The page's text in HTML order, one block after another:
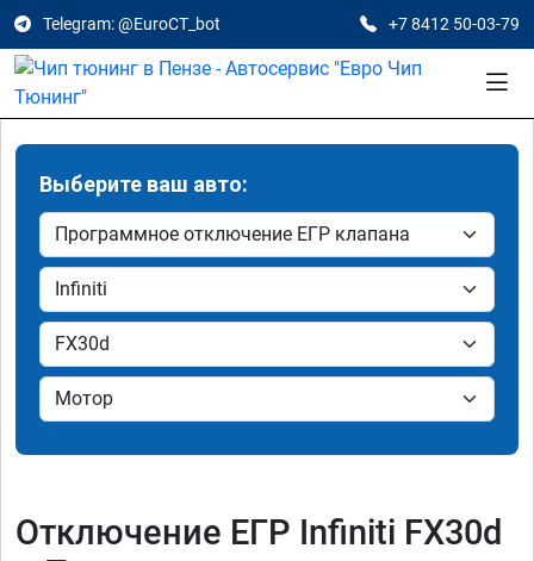
Telegram: @EuroCT_bot +7 8412 50-03-79
Выберите ваш авто:
Отключение ЕГР Infiniti FX30d